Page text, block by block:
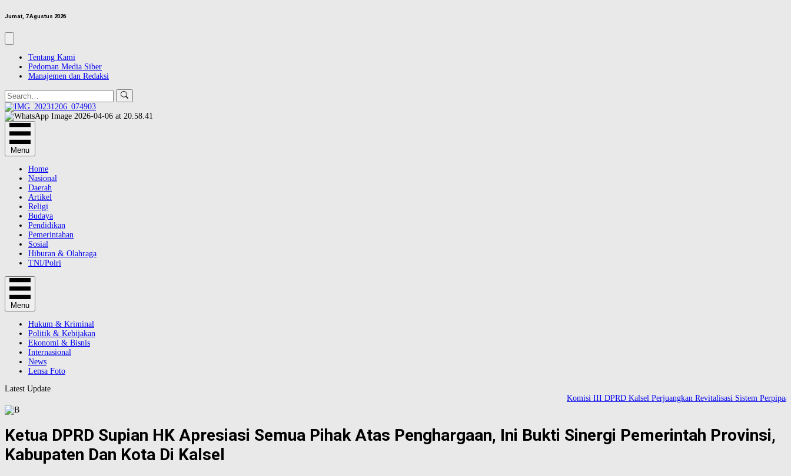
Jumat, 7 Agustus 2026
Tentang Kami
Pedoman Media Siber
Manajemen dan Redaksi
Search
Menu
Home
Nasional
Daerah
Artikel
Religi
Budaya
Pendidikan
Pemerintahan
Sosial
Hiburan & Olahraga
TNI/Polri
Menu
Hukum & Kriminal
Politik & Kebijakan
Ekonomi & Bisnis
Internasional
News
Lensa Foto
Latest Update
Komisi III DPRD Kalsel Perjuangkan Revitalisasi Sistem Perpipaan Air
Ketua DPRD Supian HK Apresiasi Semua Pihak Atas Penghargaan, Ini Bukti Sinergi Pemerintah Provinsi,
Kabupaten Dan Kota Di Kalsel